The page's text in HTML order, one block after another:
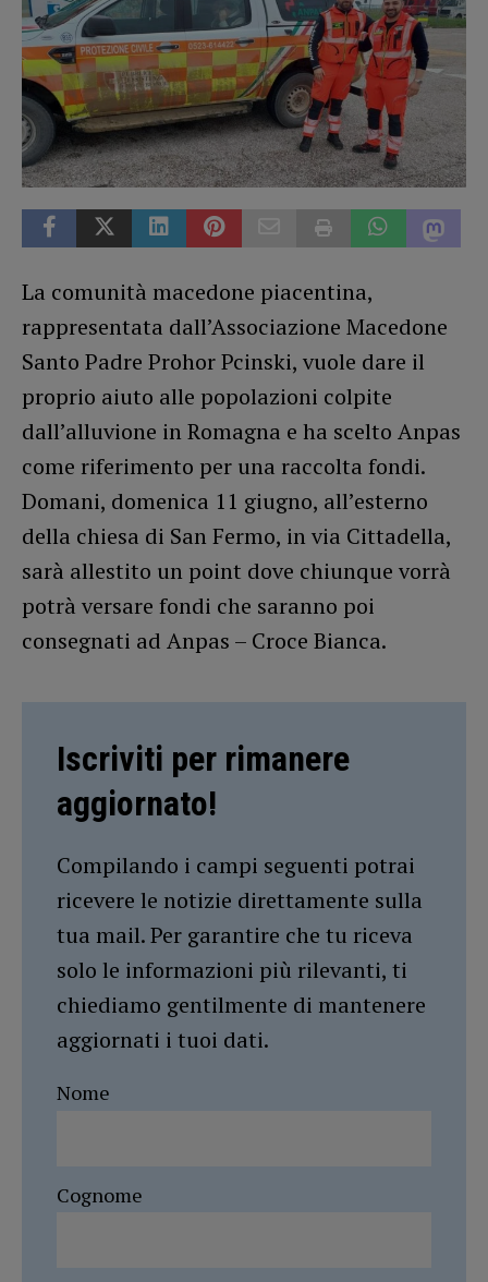
La comunità macedone piacentina,
rappresentata dall’Associazione Macedone
Santo Padre Prohor Pcinski, vuole dare il
proprio aiuto alle popolazioni colpite
dall’alluvione in Romagna e ha scelto Anpas
come riferimento per una raccolta fondi.
Domani, domenica 11 giugno, all’esterno
della chiesa di San Fermo, in via Cittadella,
sarà allestito un point dove chiunque vorrà
potrà versare fondi che saranno poi
consegnati ad Anpas – Croce Bianca.
Iscriviti per rimanere
aggiornato!
Compilando i campi seguenti potrai
ricevere le notizie direttamente sulla
tua mail. Per garantire che tu riceva
solo le informazioni più rilevanti, ti
chiediamo gentilmente di mantenere
aggiornati i tuoi dati.
Nome
Cognome